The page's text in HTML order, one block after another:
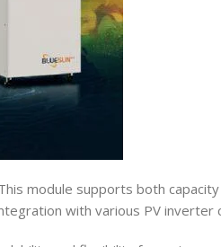
module supports both
with various PV inverter